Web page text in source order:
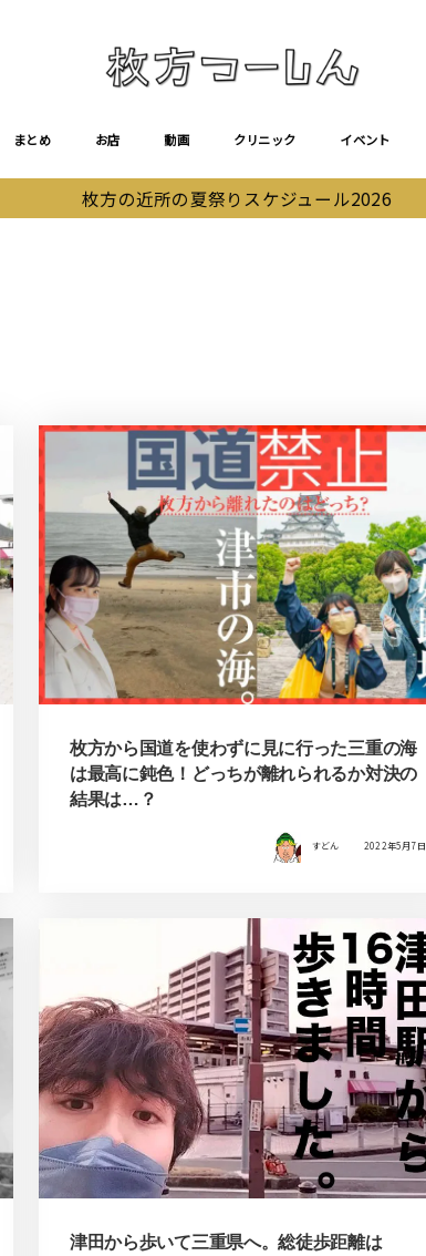
まとめ お店 動画 クリニック イベント
枚方の近所の夏祭りスケジュール2026
枚方から国道を使わずに見に行った三重の海
は最高に鈍色！どっちが離れられるか対決の
結果は…？
すどん 2022年5月7日
津田から歩いて三重県へ。総徒歩距離は